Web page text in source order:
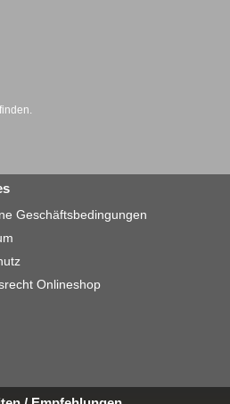
Geschäftsbedingungen
Onlineshop